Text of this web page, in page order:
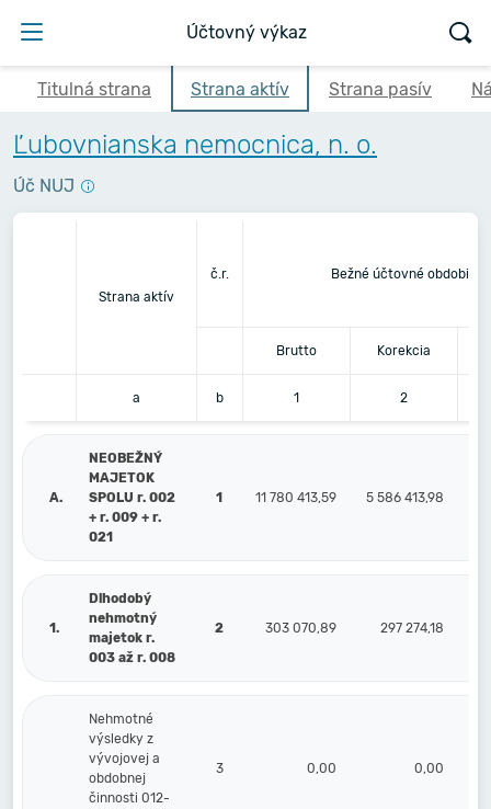
Účtovný výkaz
Titulná strana Strana aktív Strana pasív
Ľubovnianska nemocnica, n. o.
Úč NUJ
Strana aktív
č.r. Bežné účtovné obdobie
Brutto Korekcia
a b 1 2
A.
NEOBEŽNÝ
MAJETOK
SPOLU r. 002
+ r. 009 + r.
021
1 11 780 413,59 5 586 413,98
1.
Dlhodobý
nehmotný
majetok r.
003 až r. 008
2 303 070,89 297 274,18
Nehmotné
výsledky z
vývojovej a
obdobnej
činnosti 012-
3 0,00 0,00